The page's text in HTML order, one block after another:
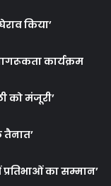
किया’
कार्यक्रम
को मंजूरी’
तैनात’
का सम्मान’